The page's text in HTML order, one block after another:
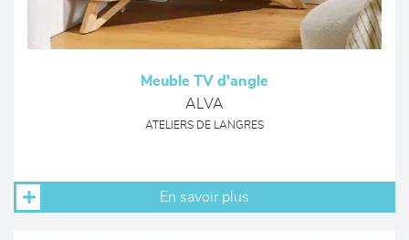
Meuble TV d'angle
ALVA
ATELIERS DE LANGRES
En savoir plus